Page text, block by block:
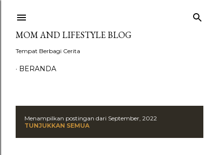
MOM AND LIFESTYLE BLOG
Tempat Berbagi Cerita
BERANDA
Menampilkan postingan dari September, 2022
TUNJUKKAN SEMUA